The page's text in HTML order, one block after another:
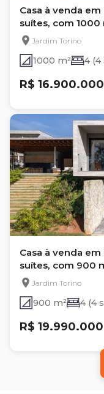
Casa à venda
suítes, com 1000
Jardim Torino
1000 m² 4 (4
R$ 16.900.000
Casa à venda
suítes, com 900
Jardim Torino
900 m² 4 (4
R$ 19.990.000